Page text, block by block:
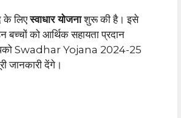
के लिएस्वाधार योजनाशुरू की है। इसे
बच्चों को आर्थिक सहायता प्रदान
Swadhar Yojana 2024-25
जानकारी देंगे।